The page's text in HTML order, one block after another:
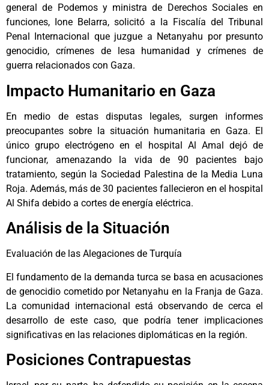
general de Podemos y ministra de Derechos Sociales en
funciones, Ione Belarra, solicitó a la Fiscalía del Tribunal
Penal Internacional que juzgue a Netanyahu por presunto
genocidio, crímenes de lesa humanidad y crímenes de
guerra relacionados con Gaza.
Impacto Humanitario en Gaza
En medio de estas disputas legales, surgen informes
preocupantes sobre la situación humanitaria en Gaza. El
único grupo electrógeno en el hospital Al Amal dejó de
funcionar, amenazando la vida de 90 pacientes bajo
tratamiento, según la Sociedad Palestina de la Media Luna
Roja. Además, más de 30 pacientes fallecieron en el hospital
Al Shifa debido a cortes de energía eléctrica.
Análisis de la Situación
Evaluación de las Alegaciones de Turquía
El fundamento de la demanda turca se basa en acusaciones
de genocidio cometido por Netanyahu en la Franja de Gaza.
La comunidad internacional está observando de cerca el
desarrollo de este caso, que podría tener implicaciones
significativas en las relaciones diplomáticas en la región.
Posiciones Contrapuestas